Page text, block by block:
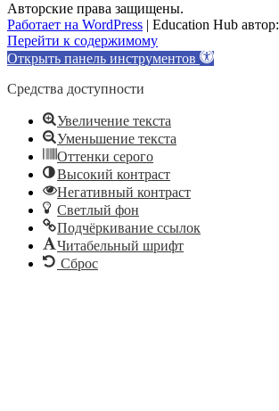
Авторские права защищены.
Работает на WordPress | Education Hub автор:
Перейти к содержимому
Открыть панель инструментов
Средства доступности
Увеличение текста
Уменьшение текста
Оттенки серого
Высокий контраст
Негативный контраст
Светлый фон
Подчёркивание ссылок
Читабельный шрифт
Сброс